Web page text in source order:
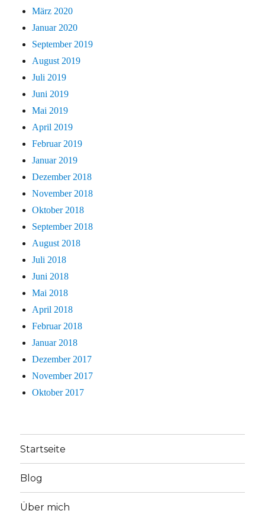
März 2020
Januar 2020
September 2019
August 2019
Juli 2019
Juni 2019
Mai 2019
April 2019
Februar 2019
Januar 2019
Dezember 2018
November 2018
Oktober 2018
September 2018
August 2018
Juli 2018
Juni 2018
Mai 2018
April 2018
Februar 2018
Januar 2018
Dezember 2017
November 2017
Oktober 2017
Startseite
Blog
Über mich